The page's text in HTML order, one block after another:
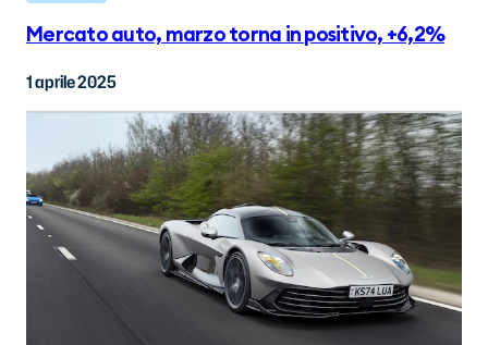
Mercato auto, marzo torna in positivo, +6,2%
1 aprile 2025